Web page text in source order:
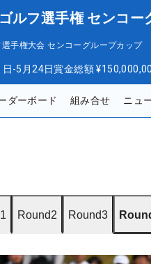
ルフ選手権 センコー
選手権大会 センコーグループカップ
-5月24日賞金総額
ダーボード 組み合せ ニュ
Round2 Round3